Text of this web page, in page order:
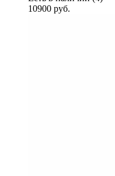
10900 руб.